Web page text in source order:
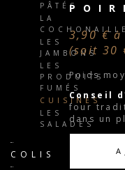
3,90 €
(soit 30
Poids
Conseil
four
dans un
PÂTÉS
LA
LES
JAMBONS
LES
PRODUITS
FUMÉS
CUISINÉS
LES
SALADES
COLIS